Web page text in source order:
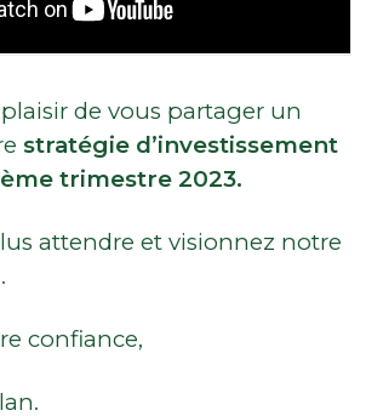
de vous partager un
stratégie d’investissement
trimestre 2023.
attendre et visionnez notre
confiance,